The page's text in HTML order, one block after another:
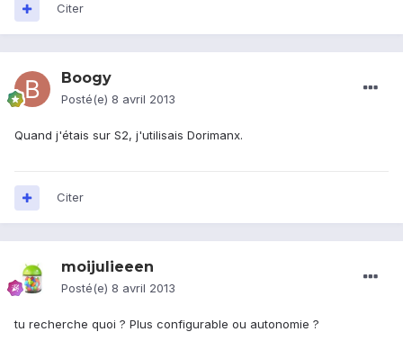
Citer
Boogy
Posté(e) 8 avril 2013
Quand j'étais sur S2, j'utilisais Dorimanx.
Citer
moijulieeen
Posté(e) 8 avril 2013
tu recherche quoi ? Plus configurable ou autonomie ?